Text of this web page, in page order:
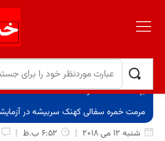
برگ نخست
نوشته‌ها
مرمت خمره سفالی کهنک سربیشه در
شنبه 12 می 2018
6:52 ب.ظ